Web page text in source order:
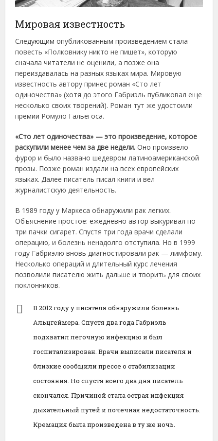
Мировая известность
Следующим опубликованным произведением стала
повесть «Полковнику никто не пишет», которую
сначала читатели не оценили, а позже она
переиздавалась на разных языках мира. Мировую
известность автору принес роман «Сто лет
одиночества» (хотя до этого Габриэль публиковал еще
несколько своих творений). Роман тут же удостоили
премии Ромуло Гальегоса.
«Сто лет одиночества» — это произведение, которое
раскупили менее чем за две недели. Оно произвело
фурор и было названо шедевром латиноамериканской
прозы. Позже роман издали на всех европейских
языках. Далее писатель писал книги и вел
журналистскую деятельность.
В 1989 году у Маркеса обнаружили рак легких.
Объяснение простое: ежедневно автор выкуривал по
три пачки сигарет. Спустя три года врачи сделали
операцию, и болезнь ненадолго отступила. Но в 1999
году Габриэлю вновь диагностировали рак — лимфому.
Несколько операций и длительный курс лечения
позволили писателю жить дальше и творить для своих
поклонников.
В 2012 году у писателя обнаружили болезнь
Альцгеймера. Спустя два года Габриэль
подхватил легочную инфекцию и был
госпитализирован. Врачи выписали писателя и
близкие сообщили прессе о стабилизации
состояния. Но спустя всего два дня писатель
скончался. Причиной стала острая инфекция
дыхательный путей и почечная недостаточность.
Кремация была произведена в ту же ночь.